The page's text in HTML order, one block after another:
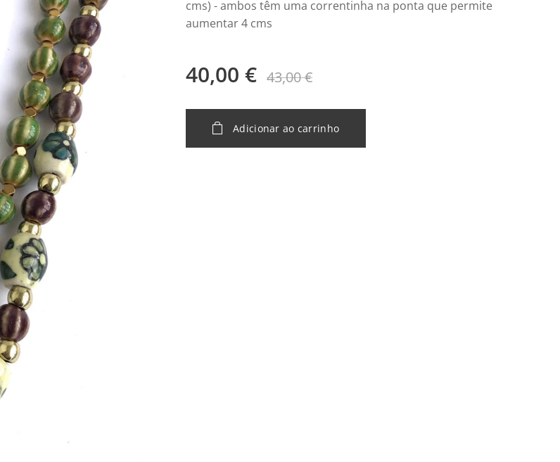
cms) - ambos têm uma correntinha na ponta que permite
aumentar 4 cms
40,00 € 43,00€
Adicionar ao carrinho